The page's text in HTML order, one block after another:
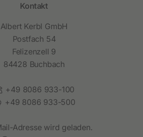
Kontakt
Albert Kerbl GmbH
Postfach 54
Felizenzell 9
84428 Buchbach
Telefon:
+49 8086 933-100
Fax:
+49 8086 933-500
Adresse wird geladen.